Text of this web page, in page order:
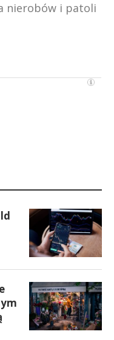
nierobów i patoli